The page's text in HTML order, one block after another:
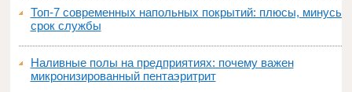
Топ‑7 современных напольных покрытий: плюсы, минусы,
срок службы
Наливные полы на предприятиях: почему важен
микронизированный пентаэритрит